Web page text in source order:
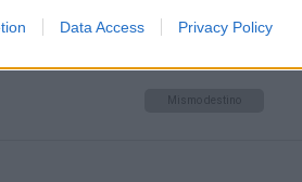
Data Access Privacy Policy
Mismo destino